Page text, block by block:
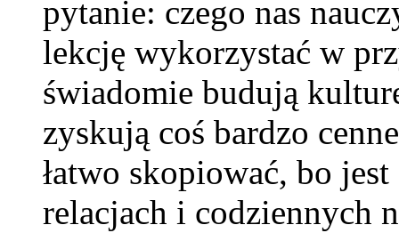
pytanie: czego nas
lekcję wykorzystać w
świadomie budują
zyskują coś bardzo
łatwo skopiować, bo
relacjach i codziennych